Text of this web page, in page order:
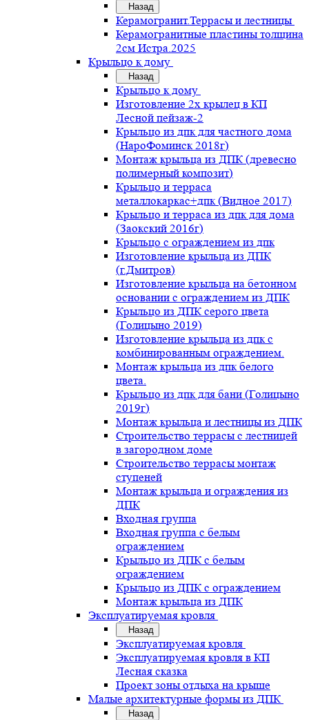
Назад
Керамогранит.Террасы и лестницы
Керамогранитные пластины толщина
2см Истра.2025
Крыльцо к дому
Назад
Крыльцо к дому
Изготовление 2х крылец в КП
Лесной пейзаж-2
Крыльцо из дпк для частного дома
(НароФоминск 2018г)
Монтаж крыльца из ДПК (древесно
полимерный композит)
Крыльцо и терраса
металлокаркас+дпк (Видное 2017)
Крыльцо и терраса из дпк для дома
(Заокский 2016г)
Крыльцо с ограждением из дпк
Изготовление крыльца из ДПК
(г.Дмитров)
Изготовление крыльца на бетонном
основании с ограждением из ДПК
Крыльцо из ДПК серого цвета
(Голицыно 2019)
Изготовление крыльца из дпк с
комбинированным ограждением.
Монтаж крыльца из дпк белого
цвета.
Крыльцо из дпк для бани (Голицыно
2019г)
Монтаж крыльца и лестницы из ДПК
Строительство террасы с лестницей
в загородном доме
Строительство террасы монтаж
ступеней
Монтаж крыльца и ограждения из
ДПК
Входная группа
Входная группа с белым
ограждением
Крыльцо из ДПК с белым
ограждением
Крыльцо из ДПК с ограждением
Монтаж крыльца из ДПК
Эксплуатируемая кровля
Назад
Эксплуатируемая кровля
Эксплуатируемая кровля в КП
Лесная сказка
Проект зоны отдыха на крыше
Малые архитектурные формы из ДПК
Назад